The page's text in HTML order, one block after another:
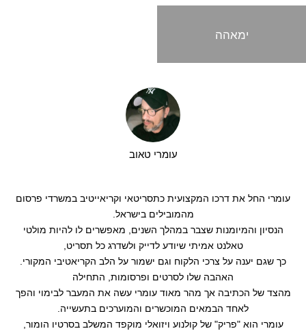
מזון ומשקאות
סטוריטלינג
קריינות
ימאהה
עומרי טאוב
עומרי החל את דרכו המקצועית כתסריטאי וקריאייטיב במשרדי פרסום
מהמובילים בישראל.
הנסיון והמיומנות שצבר במהלך השנים, מאפשרים לו להיות מולטי
טאלנט אמיתי שיודע לדייק ולשדרג כל תסריט,
כך שגם יענה על צרכי הלקוח וגם ישמור על הלב הקריאטיבי המקורי.
האהבה שלו לסרטים ופרסומות, התחילה
מהצד של הכתיבה אך מהר מאוד עומרי עשה את המעבר לבימוי והפך
לאחד הבמאים המוכשרים והמוערכים בתעשייה.
עומרי הוא "פריק" של קולנוע ויזואלי מוקפד המשלב בסרטיו הומור,